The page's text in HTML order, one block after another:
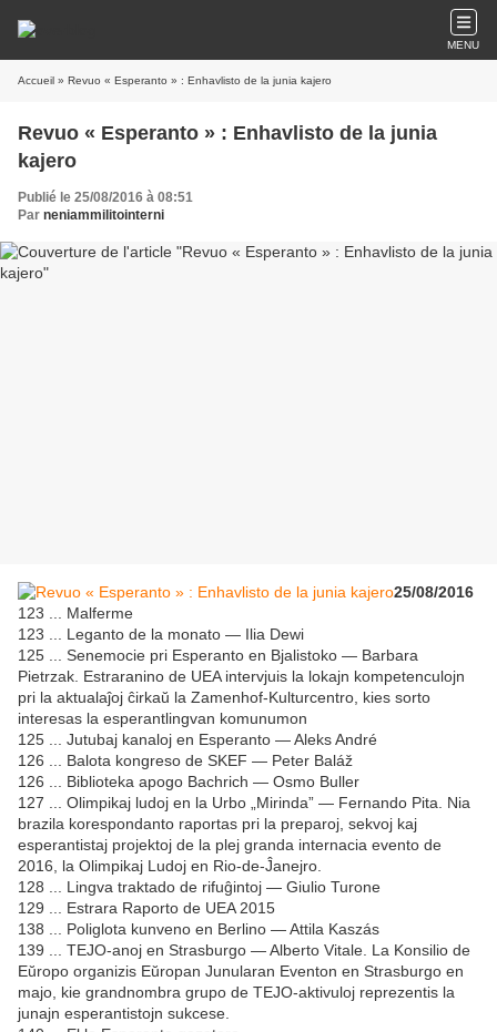
MENU
Accueil » Revuo « Esperanto » : Enhavlisto de la junia kajero
Revuo « Esperanto » : Enhavlisto de la junia
kajero
Publié le 25/08/2016 à 08:51
Par neniammilitointerni
25/08/2016
123 ... Malferme
123 ... Leganto de la monato — Ilia Dewi
125 ... Senemocie pri Esperanto en Bjalistoko — Barbara
Pietrzak. Estraranino de UEA intervjuis la lokajn kompetenculojn
pri la aktualaĵoj ĉirkaŭ la Zamenhof-Kulturcentro, kies sorto
interesas la esperantlingvan komunumon
125 ... Jutubaj kanaloj en Esperanto — Aleks André
126 ... Balota kongreso de SKEF — Peter Baláž
126 ... Biblioteka apogo Bachrich — Osmo Buller
127 ... Olimpikaj ludoj en la Urbo „Mirinda” — Fernando Pita. Nia
brazila korespondanto raportas pri la preparoj, sekvoj kaj
esperantistaj projektoj de la plej granda internacia evento de
2016, la Olimpikaj Ludoj en Rio-de-Ĵanejro.
128 ... Lingva traktado de rifuĝintoj — Giulio Turone
129 ... Estrara Raporto de UEA 2015
138 ... Poliglota kunveno en Berlino — Attila Kaszás
139 ... TEJO-anoj en Strasburgo — Alberto Vitale. La Konsilio de
Eŭropo organizis Eŭropan Junularan Eventon en Strasburgo en
majo, kie grandnombra grupo de TEJO-aktivuloj reprezentis la
junajn esperantistojn sukcese.